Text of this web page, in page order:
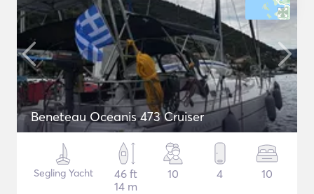
Beneteau Oceanis 473 Cruiser
Segling Yacht
46 ft
14 m
10 4 10